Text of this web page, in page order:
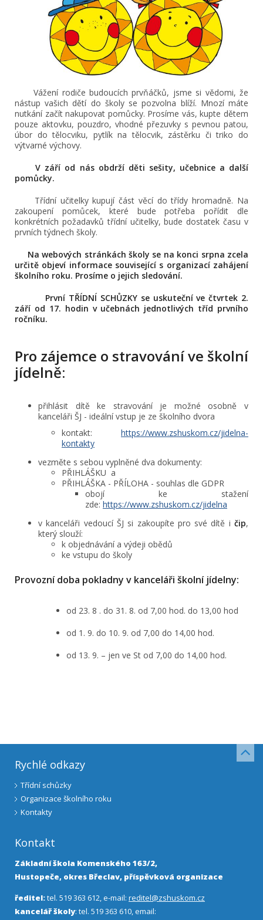
Vážení rodiče budoucích prvňáčků, jsme si vědomi, že
nástup vašich dětí do školy se pozvolna blíží. Mnozí máte
nutkání začít nakupovat pomůcky. Prosíme vás, kupte dětem
pouze aktovku, pouzdro, vhodné přezuvky s pevnou patou,
úbor do tělocviku, pytlík na tělocvik, zástěrku či triko do
výtvarné výchovy.
V září od nás obdrží děti sešity, učebnice a další
pomůcky.
Třídní učitelky kupují část věcí do třídy hromadně. Na
zakoupení pomůcek, které bude potřeba pořídit dle
konkrétních požadavků třídní učitelky, bude dostatek času v
prvních týdnech školy.
Na webových stránkách školy se na konci srpna zcela
určitě objeví informace související s organizací zahájení
školního roku. Prosíme o jejich sledování.
První TŘÍDNÍ SCHŮZKY se uskuteční ve čtvrtek 2.
září od 17. hodin v učebnách jednotlivých tříd prvního
ročníku.
Pro zájemce o stravování ve školní
jídelně:
přihlásit dítě ke stravování je možné osobně v
kanceláři ŠJ - ideální vstup je ze školního dvora
kontakt: https://www.zshuskom.cz/jidelna-
kontakty
vezměte s sebou vyplněné dva dokumenty:
PŘIHLÁŠKU a
PŘIHLÁŠKA - PŘÍLOHA - souhlas dle GDPR
obojí ke stažení
zde: https://www.zshuskom.cz/jidelna
v kanceláři vedoucí ŠJ si zakoupíte pro své dítě i čip,
který slouží:
k objednávání a výdeji obědů
ke vstupu do školy
Provozní doba pokladny v kanceláři školní jídelny:
od 23. 8 . do 31. 8. od 7,00 hod. do 13,00 hod
od 1. 9. do 10. 9. od 7,00 do 14,00 hod.
od 13. 9. – jen ve St od 7,00 do 14,00 hod.
Rychlé odkazy
Třídní schůzky
Organizace školního roku
Kontakty
Kontakt
Základní škola Komenského 163/2,
Hustopeče, okres Břeclav, příspěvková organizace
ředitel:tel. 519 363 612, e-mail: reditel@zshuskom.cz
kancelář školy: tel. 519 363 610, email: